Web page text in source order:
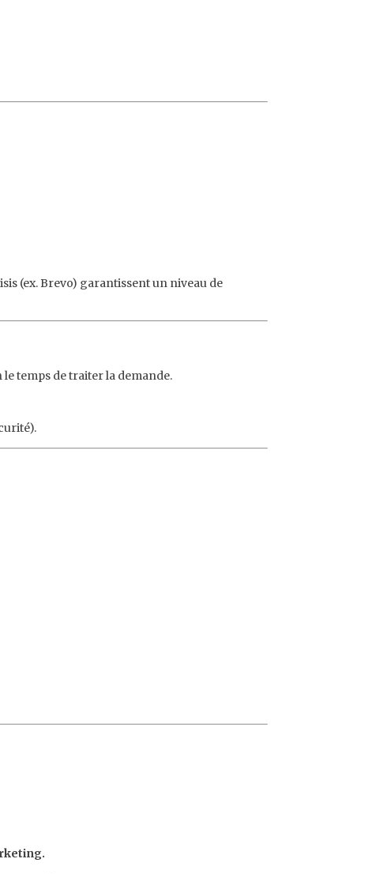
(ex. Brevo) garantissent un niveau de
le temps de traiter la demande.